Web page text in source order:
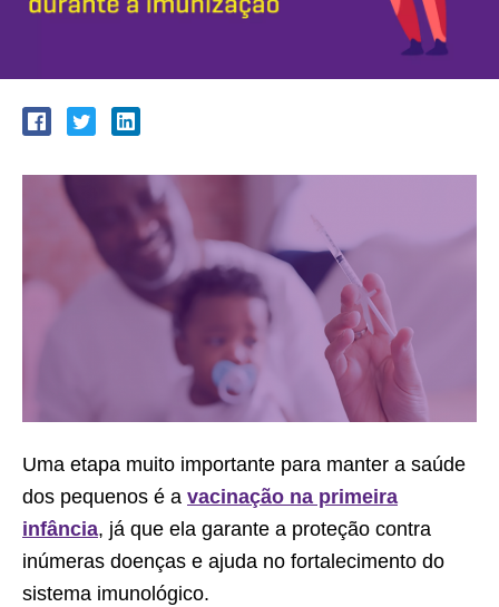
Uma etapa muito importante para manter a saúde
dos pequenos é a vacinação na primeira
infância, já que ela garante a proteção contra
inúmeras doenças e ajuda no fortalecimento do
sistema imunológico.